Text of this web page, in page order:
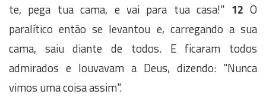
te, pega tua cama, e vai para tua casa!" 12 O
paralítico então se levantou e, carregando a sua
cama, saiu diante de todos. E ficaram todos
admirados e louvavam a Deus, dizendo: "Nunca
vimos uma coisa assim".